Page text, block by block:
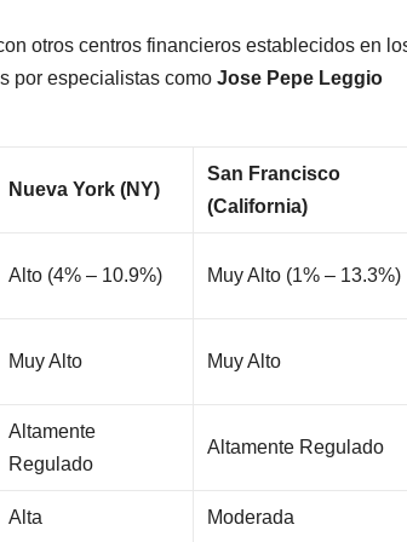
otros centros financieros establecidos en
por especialistas como Jose Pepe Leggio
Nueva York (NY)
San Francisco
(California)
Alto (4% – 10.9%) Muy Alto (1% – 13.3%)
Muy Alto Muy Alto
Altamente
Regulado
Altamente Regulado
Alta Moderada